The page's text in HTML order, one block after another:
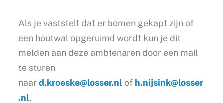
Als je vaststelt dat er bomen gekapt zijn of
een houtwal opgeruimd wordt kun je dit
melden aan deze ambtenaren door een mail
te sturen
naard.kroeske@losser.nlof h.nijsink@losser
.nl.